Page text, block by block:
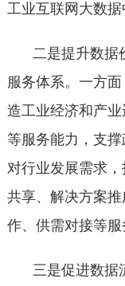
工业互联网大数据
二是提升数据
服务体系。一方
造工业经济和产
等服务能力，支
对行业发展需求
共享、解决方案
作、供需对接等服
三是促进数据